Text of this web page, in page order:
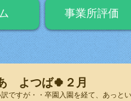
事業所評価
よつば🍀２月
ですが・・卒園入園を経て、あっと